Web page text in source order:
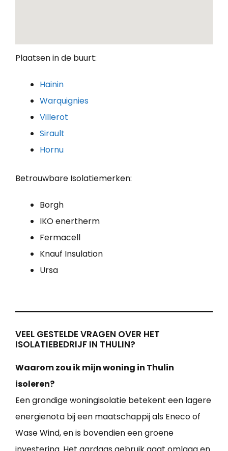
Plaatsen in de buurt:
Hainin
Warquignies
Villerot
Sirault
Hornu
Betrouwbare Isolatiemerken:
Borgh
IKO enertherm
Fermacell
Knauf Insulation
Ursa
VEEL GESTELDE VRAGEN OVER HET
ISOLATIEBEDRIJF IN THULIN?
Waarom zou ik mijn woning in Thulin
isoleren?
Een grondige woningisolatie betekent een lagere
energienota bij een maatschappij als Eneco of
Wase Wind, en is bovendien een groene